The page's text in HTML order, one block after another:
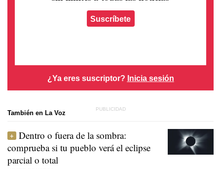
Suscríbete
¿Ya eres suscriptor? Inicia sesión
También en La Voz
Dentro o fuera de la sombra:
comprueba si tu pueblo verá el eclipse
parcial o total